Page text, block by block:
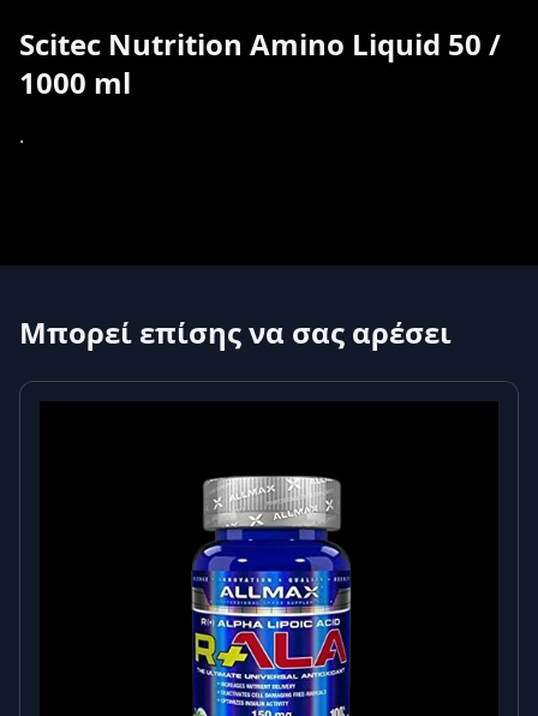
Scitec Nutrition Amino Liquid 50 /
1000 ml
.
Μπορεί επίσης να σας αρέσει